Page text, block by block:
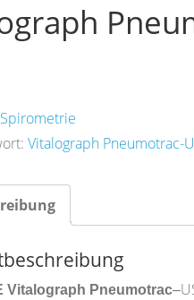
Spirometrie
Vitalograph Pneumotrac-
Vitalograph Pneumotrac–